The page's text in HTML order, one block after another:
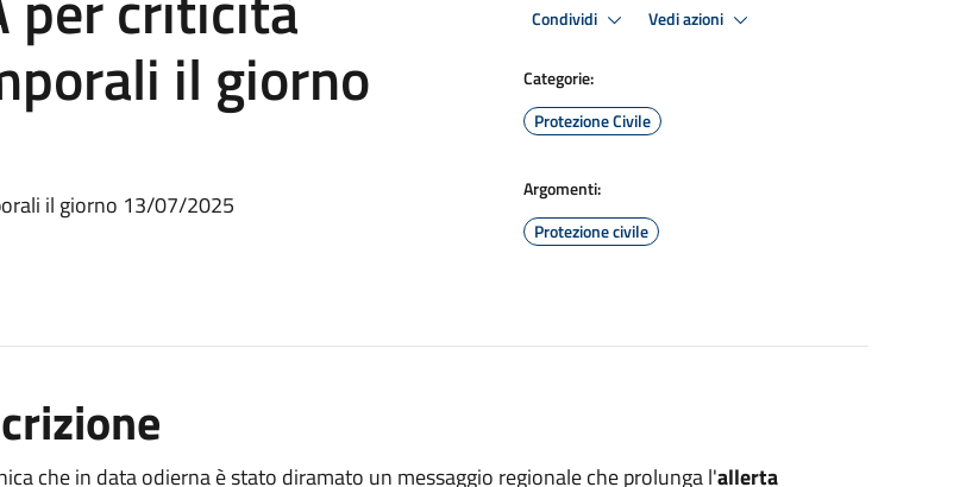
il giorno
il giorno 13/07/2025
Condividi Vedi azioni
Categorie:
Protezione Civile
Argomenti:
Protezione civile
che in data odierna è stato diramato un messaggio regionale che prolunga l'allerta